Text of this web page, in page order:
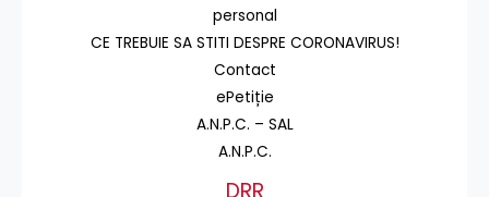
personal
CE TREBUIE SA STITI DESPRE CORONAVIRUS!
Contact
ePetiție
A.N.P.C. – SAL
A.N.P.C.
DRR